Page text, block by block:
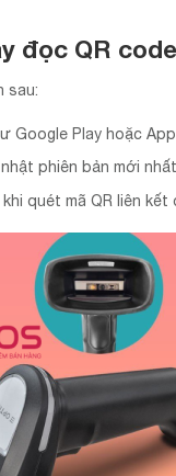
đọc QR code
sau:
Google Play hoặc
phiên bản mới
quét mã QR liên